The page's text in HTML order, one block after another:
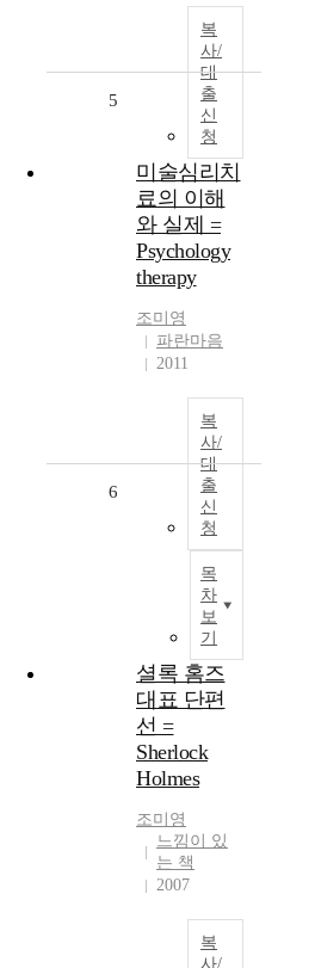
복
사/
대
출
신
청
5
미술심리치
료의 이해
와 실제 =
Psychology
therapy
조미영
파란마음
2011
복
사/
대
출
신
청
목
차
보
기
6
셜록 홈즈
대표 단편
선 =
Sherlock
Holmes
조미영
느낌이 있
는 책
2007
복
사/